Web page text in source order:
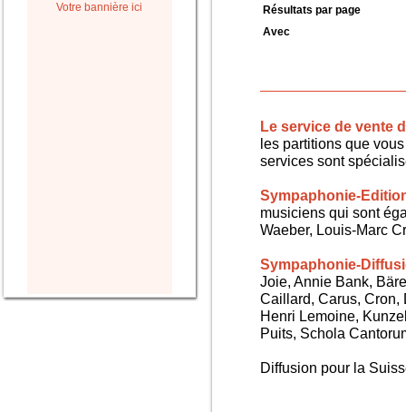
Votre bannière ici
Résultats par page
Avec
Le service de vente
les partitions que
services sont
Sympaphonie-
musiciens qui sont
Waeber, Louis-Marc
Sympaphonie-
Joie, Annie Bank,
Caillard, Carus, Cron,
Henri Lemoine,
Puits, Schola
Diffusion pour la